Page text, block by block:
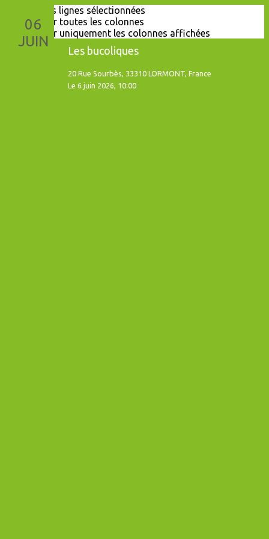
Exporter les lignes sélectionnées
Exporter toutes les colonnes
Exporter uniquement les colonnes affichées
06
JUIN
Les bucoliques
20 Rue Sourbès, 33310 LORMONT, France
Le 6 juin 2026, 10:00